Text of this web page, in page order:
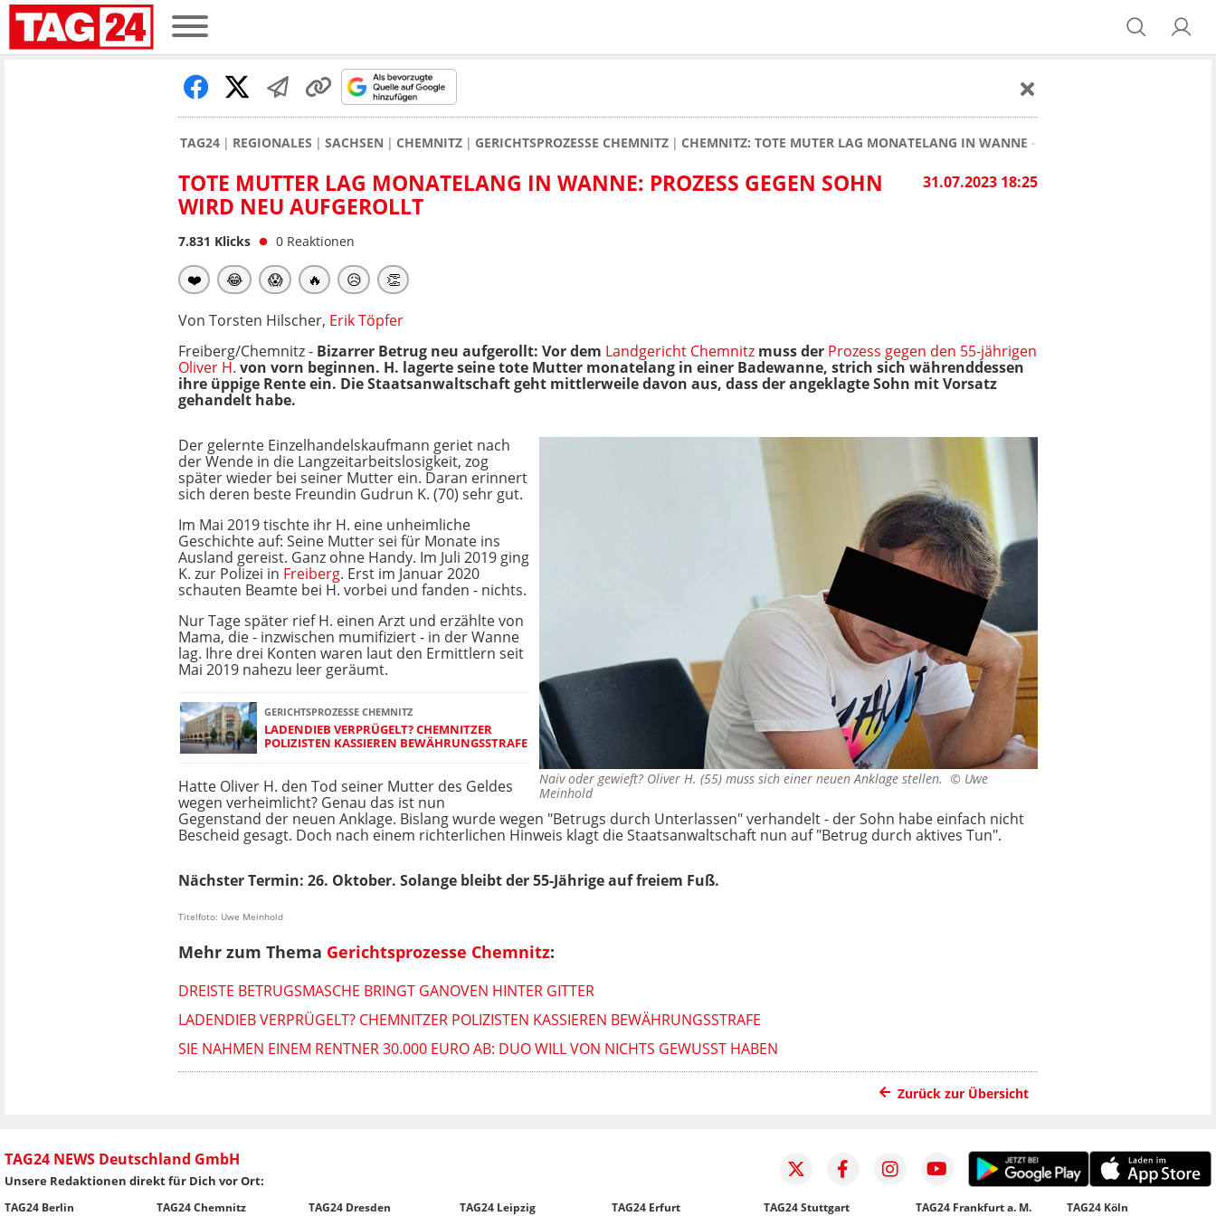
TAG24 REGIONALES SACHSEN CHEMNITZ GERICHTSPROZESSE CHEMNITZ CHEMNITZ: TOTE MUTER LAG MONATELANG IN WANNE - PROZESS GEGEN SOHN
31.07.2023 18:25
TOTE MUTTER LAG MONATELANG IN WANNE: PROZESS GEGEN SOHN
WIRD NEU AUFGEROLLT
7.831 Klicks 0 Reaktionen
❤️ 😂 😱 🔥 😥 👏
Von Torsten Hilscher, Erik Töpfer
Freiberg/Chemnitz - Bizarrer Betrug neu aufgerollt: Vor dem Landgericht Chemnitz muss der Prozess gegen den 55-jährigen
Oliver H. von vorn beginnen. H. lagerte seine tote Mutter monatelang in einer Badewanne, strich sich währenddessen
ihre üppige Rente ein. Die Staatsanwaltschaft geht mittlerweile davon aus, dass der angeklagte Sohn mit Vorsatz
gehandelt habe.
Naiv oder gewieft? Oliver H. (55) muss sich einer neuen Anklage stellen. © Uwe
Meinhold
Der gelernte Einzelhandelskaufmann geriet nach
der Wende in die Langzeitarbeitslosigkeit, zog
später wieder bei seiner Mutter ein. Daran erinnert
sich deren beste Freundin Gudrun K. (70) sehr gut.
Im Mai 2019 tischte ihr H. eine unheimliche
Geschichte auf: Seine Mutter sei für Monate ins
Ausland gereist. Ganz ohne Handy. Im Juli 2019 ging
K. zur Polizei in Freiberg. Erst im Januar 2020
schauten Beamte bei H. vorbei und fanden - nichts.
Nur Tage später rief H. einen Arzt und erzählte von
Mama, die - inzwischen mumifiziert - in der Wanne
lag. Ihre drei Konten waren laut den Ermittlern seit
Mai 2019 nahezu leer geräumt.
GERICHTSPROZESSE CHEMNITZ
LADENDIEB VERPRÜGELT? CHEMNITZER
POLIZISTEN KASSIEREN BEWÄHRUNGSSTRAFE
Hatte Oliver H. den Tod seiner Mutter des Geldes
wegen verheimlicht? Genau das ist nun
Gegenstand der neuen Anklage. Bislang wurde wegen "Betrugs durch Unterlassen" verhandelt - der Sohn habe einfach nicht
Bescheid gesagt. Doch nach einem richterlichen Hinweis klagt die Staatsanwaltschaft nun auf "Betrug durch aktives Tun".
Nächster Termin: 26. Oktober. Solange bleibt der 55-Jährige auf freiem Fuß.
Titelfoto: Uwe Meinhold
Mehr zum Thema Gerichtsprozesse Chemnitz:
DREISTE BETRUGSMASCHE BRINGT GANOVEN HINTER GITTER
LADENDIEB VERPRÜGELT? CHEMNITZER POLIZISTEN KASSIEREN BEWÄHRUNGSSTRAFE
SIE NAHMEN EINEM RENTNER 30.000 EURO AB: DUO WILL VON NICHTS GEWUSST HABEN
Zurück zur Übersicht
TAG24 NEWS Deutschland GmbH
Unsere Redaktionen direkt für Dich vor Ort:
TAG24 Berlin TAG24 Chemnitz TAG24 Dresden TAG24 Leipzig TAG24 Erfurt TAG24 Stuttgart TAG24 Frankfurt a. M. TAG24 Köln